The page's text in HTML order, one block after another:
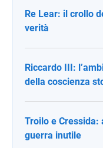
Re Lear: il crollo
verità
Riccardo III:
della coscienza
Troilo e
guerra inutile